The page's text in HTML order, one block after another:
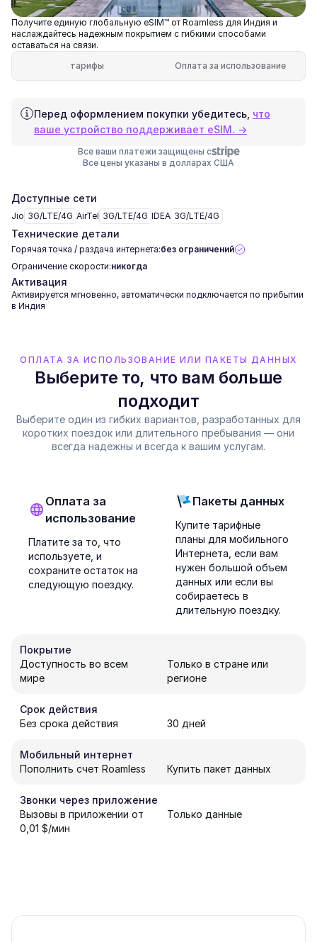
Получите единую глобальную eSIM™ от Roamless для Индия и
наслаждайтесь надежным покрытием с гибкими способами
оставаться на связи.
тарифы
Оплата за использование
Перед оформлением покупки убедитесь, что
ваше устройство поддерживает eSIM. →
Все ваши платежи защищены с
Все цены указаны в долларах США
Доступные сети
Jio 3G/LTE/4G AirTel 3G/LTE/4G IDEA 3G/LTE/4G
Технические детали
Горячая точка / раздача интернета:без ограничений
Ограничение скорости:никогда
Активация
Активируется мгновенно, автоматически подключается по прибытии
в Индия
ОПЛАТА ЗА ИСПОЛЬЗОВАНИЕ ИЛИ ПАКЕТЫ ДАННЫХ
Выберите то, что вам больше
подходит
Выберите один из гибких вариантов, разработанных для
коротких поездок или длительного пребывания — они
всегда надежны и всегда к вашим услугам.
Оплата за
использование
Платите за то, что
используете, и
сохраните остаток на
следующую поездку.
Пакеты данных
Купите тарифные
планы для мобильного
Интернета, если вам
нужен большой объем
данных или если вы
собираетесь в
длительную поездку.
Покрытие
Доступность во всем
мире
Только в стране или
регионе
Срок действия
Без срока действия
30 дней
Мобильный интернет
Пополнить счет Roamless
Купить пакет данных
Звонки через приложение
Вызовы в приложении от
0,01 $/мин
Только данные